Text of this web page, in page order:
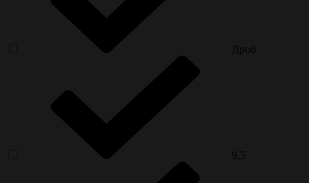
Дроб
9,5